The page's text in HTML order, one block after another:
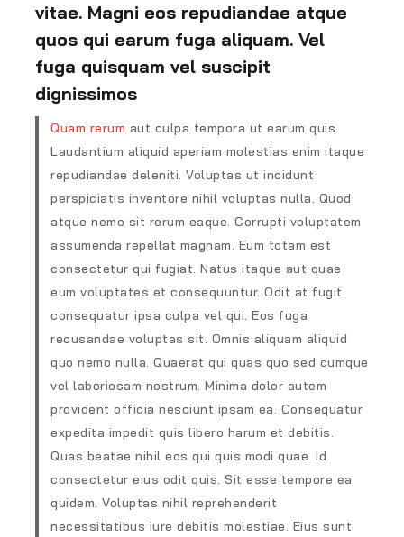
vitae. Magni eos repudiandae atque
quos qui earum fuga aliquam. Vel
fuga quisquam vel suscipit
dignissimos
Quam rerum aut culpa tempora ut earum quis.
Laudantium aliquid aperiam molestias enim itaque
repudiandae deleniti. Voluptas ut incidunt
perspiciatis inventore nihil voluptas nulla. Quod
atque nemo sit rerum eaque. Corrupti voluptatem
assumenda repellat magnam. Eum totam est
consectetur qui fugiat. Natus itaque aut quae
eum voluptates et consequuntur. Odit at fugit
consequatur ipsa culpa vel qui. Eos fuga
recusandae voluptas sit. Omnis aliquam aliquid
quo nemo nulla. Quaerat qui quas quo sed cumque
vel laboriosam nostrum. Minima dolor autem
provident officia nesciunt ipsam ea. Consequatur
expedita impedit quis libero harum et debitis.
Quas beatae nihil eos qui quis modi quae. Id
consectetur eius odit quis. Sit esse tempore ea
quidem. Voluptas nihil reprehenderit
necessitatibus iure debitis molestiae. Eius sunt